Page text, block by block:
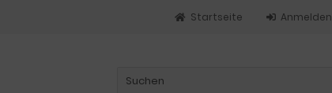
Anmelden
Startseite